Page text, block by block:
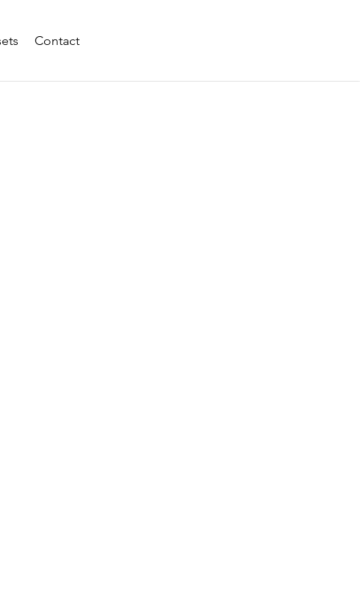
Contact